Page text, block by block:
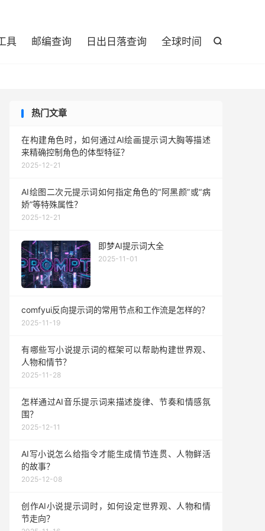

具 邮编查询 日出日落查询 全球时间
热门文章
在构建角色时，如何通过AI绘画提示词大胸等描述
来精确控制角色的体型特征？
2025-12-21
AI绘图二次元提示词如何指定角色的“阿黑颜”或“病
娇”等特殊属性？
2025-12-21
即梦AI提示词大全
2025-11-01
comfyui反向提示词的常用节点和工作流是怎样的？
2025-11-19
有哪些写小说提示词的框架可以帮助构建世界观、
人物和情节？
2025-11-28
怎样通过AI音乐提示词来描述旋律、节奏和情感氛
围？
2025-12-11
AI写小说怎么给指令才能生成情节连贯、人物鲜活
的故事？
2025-12-08
创作AI小说提示词时，如何设定世界观、人物和情
节走向？